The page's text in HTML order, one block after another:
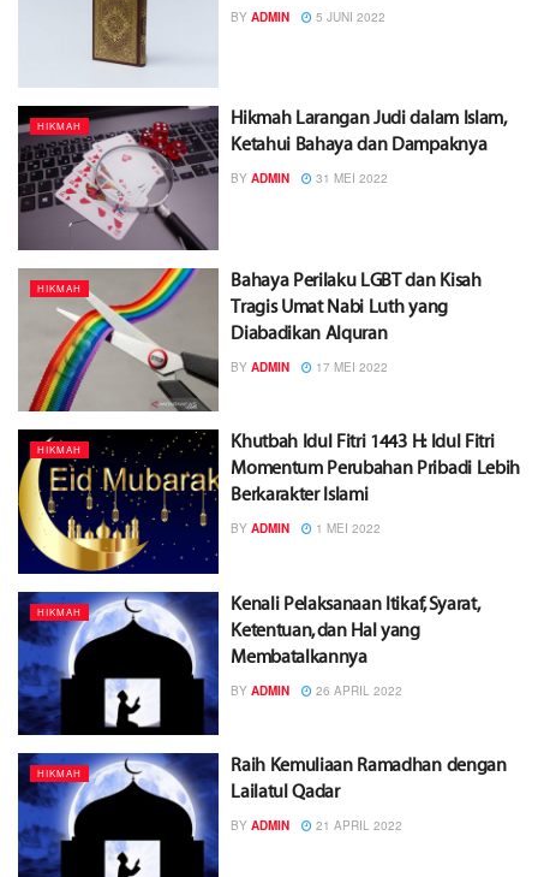
BY ADMIN 5 JUNI 2022
HIKMAH
Hikmah Larangan Judi dalam Islam,
Ketahui Bahaya dan Dampaknya
BY ADMIN 31 MEI 2022
HIKMAH
Bahaya Perilaku LGBT dan Kisah
Tragis Umat Nabi Luth yang
Diabadikan Alquran
BY ADMIN 17 MEI 2022
HIKMAH
Khutbah Idul Fitri 1443 H: Idul Fitri
Momentum Perubahan Pribadi Lebih
Berkarakter Islami
BY ADMIN 1 MEI 2022
HIKMAH
Kenali Pelaksanaan Itikaf, Syarat,
Ketentuan, dan Hal yang
Membatalkannya
BY ADMIN 26 APRIL 2022
HIKMAH
Raih Kemuliaan Ramadhan dengan
Lailatul Qadar
BY ADMIN 21 APRIL 2022